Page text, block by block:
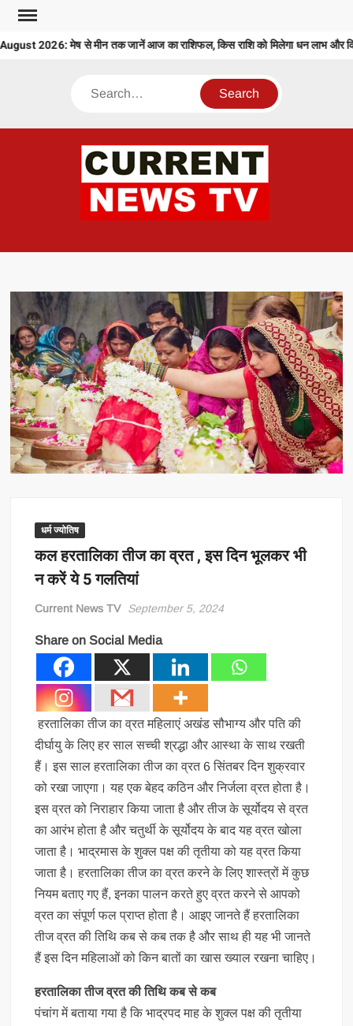
Skip
content
2026: मेष से मीन तक जानें आज का राशिफल, किस राशि को मिलेगा धन लाभ और किसे
Search
धर्म ज्योतिष
कल हरतालिका तीज का व्रत , इस दिन भूलकर भी
न करें ये 5 गलतियां
Current News TV September 5, 2024
Share on Social Media
हर‍तालिका तीज का व्रत महिलाएं अखंड सौभाग्‍य और पति की
दीर्घायु के लिए हर साल सच्‍ची श्रद्धा और आस्‍था के साथ रखती
हैं। इस साल हरतालिका तीज का व्रत 6 सिंतबर दिन शुक्रवार
को रखा जाएगा। यह एक बेहद कठिन और निर्जला व्रत होता है।
इस व्रत को निराहार किया जाता है और तीज के सूर्योदय से व्रत
का आरंभ होता है और चतुर्थी के सूर्योदय के बाद यह व्रत खोला
जाता है। भाद्रमास के शुक्‍ल पक्ष की तृतीया को यह व्रत किया
जाता है। हरतालिका तीज का व्रत करने के लिए शास्‍त्रों में कुछ
नियम बताए गए हैं, इनका पालन करते हुए व्रत करने से आपको
व्रत का संपूर्ण फल प्राप्‍त होता है। आइए जानते हैं हरतालिका
तीज व्र‍त की तिथि कब से कब तक है और साथ ही यह भी जानते
हैं इस दिन महिलाओं को किन बातों का खास ख्‍याल रखना चाहिए।
हरतालिका तीज व्र‍त की तिथि कब से कब
पंचांग में बताया गया है कि भाद्रपद माह के शुक्ल पक्ष की तृतीया